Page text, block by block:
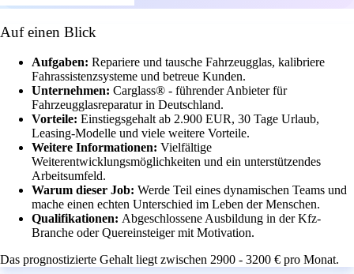
Auf einen Blick
Aufgaben: Repariere und tausche Fahrzeugglas, kalibriere
Fahrassistenzsysteme und betreue Kunden.
Unternehmen: Carglass® - führender Anbieter für
Fahrzeugglasreparatur in Deutschland.
Vorteile: Einstiegsgehalt ab 2.900 EUR, 30 Tage Urlaub,
Leasing-Modelle und viele weitere Vorteile.
Weitere Informationen: Vielfältige
Weiterentwicklungsmöglichkeiten und ein unterstützendes
Arbeitsumfeld.
Warum dieser Job: Werde Teil eines dynamischen Teams und
mache einen echten Unterschied im Leben der Menschen.
Qualifikationen: Abgeschlossene Ausbildung in der Kfz-
Branche oder Quereinsteiger mit Motivation.
Das prognostizierte Gehalt liegt zwischen 2900 - 3200 € pro Monat.